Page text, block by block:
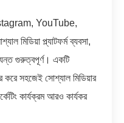
YouTube,
প্ল্যাটফর্ম ব্যবসা,
গুরুত্বপূর্ণ। একটি
সহজেই সোশ্যাল মিডিয়ার
কার্যক্রম আরও কার্যকর